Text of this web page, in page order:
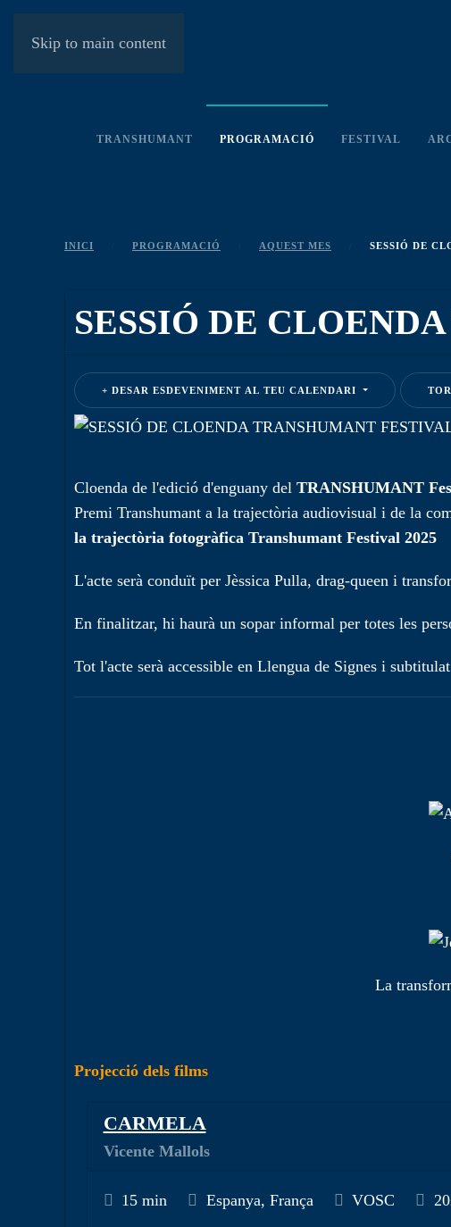
Skip to main content
TRANSHUMANT PROGRAMACIÓ FESTIVAL
INICI PROGRAMACIÓ AQUEST MES SESSIÓ DE
SESSIÓ DE
DESAR ESDEVENIMENT AL TEU CALENDARI
Cloenda de l'edició d'enguany del TRANSHUMANT
Premi Transhumant a la trajectòria audiovisual i de la
la trajectòria fotogràfica Transhumant Festival 2025
L'acte serà conduït per Jèssica Pulla, drag-queen i
En finalitzar, hi haurà un sopar informal per totes les
Tot l'acte serà accessible en Llengua de Signes i
La
Projecció dels films
CARMELA
Vicente Mallols
15 min Espanya, França VOSC